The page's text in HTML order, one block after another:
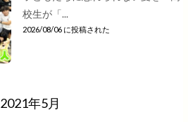
校生が「...
2026/08/06 に投稿された
2021年5月